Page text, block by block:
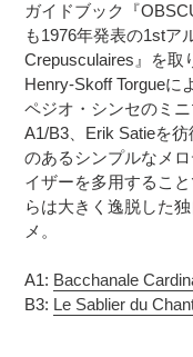
れ
ま
す
コ
ン
デ
ィ
シ
ョ
ン
記
に
加
す
る
ガイドブック『
も1976年発表の1stア
Crepusculaires』を取
Henry-Skoff Torgueに
ペジオ・シンセのミ
A1/B3、Erik Satieを
のあるシンプルなメ
イザーを多用するこ
らは大きく逸脱した
メ。
A1: Bacchanale
B3: Le Sablier du